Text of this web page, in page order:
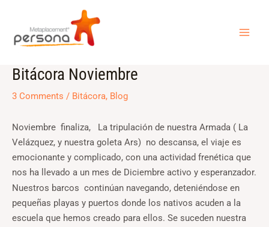
content
Bitácora Noviembre
3 Comments / Bitácora, Blog
Noviembre finaliza, La tripulación de nuestra Armada ( La
Velázquez, y nuestra goleta Ars) no descansa, el viaje es
emocionante y complicado, con una actividad frenética que
nos ha llevado a un mes de Diciembre activo y esperanzador.
Nuestros barcos continúan navegando, deteniéndose en
pequeñas playas y puertos donde los nativos acuden a la
escuela que hemos creado para ellos. Se suceden nuestra
Post